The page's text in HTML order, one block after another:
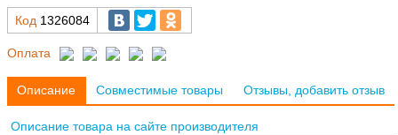
Код 1326084
Оплата
Описание Совместимые товары Отзывы, добавить отзыв
Описание товара на сайте производителя